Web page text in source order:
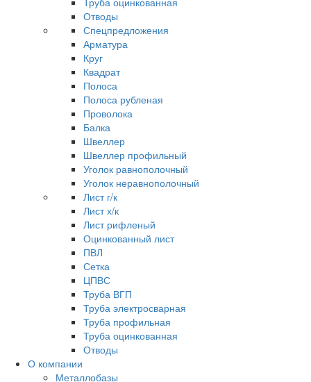
Отводы
Спецпредложения
Арматура
Круг
Квадрат
Полоса
Полоса рубленая
Проволока
Балка
Швеллер
Швеллер профильный
Уголок равнополочный
Уголок неравнополочный
Лист г/к
Лист х/к
Лист рифленый
Оцинкованный лист
ПВЛ
Сетка
ЦПВС
Труба ВГП
Труба электросварная
Труба профильная
Труба оцинкованная
Отводы
О компании
Металлобазы